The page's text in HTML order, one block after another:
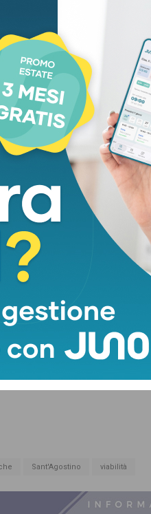
delle attrazioni
dei residenti sul lato
lato adiacente alle
Vecchia Nord e via
ildivieto di sosta
della sicurezza ed
Sant'Agostino viabilità